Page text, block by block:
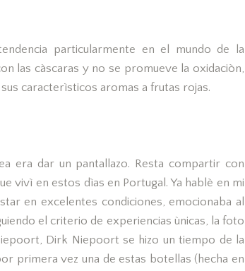
particularmente en el mundo de la
las càscaras y no se promueve la oxidaciòn,
caracterìsticos aromas a frutas rojas.
era dar un pantallazo. Resta compartir con
vivì en estos dìas en Portugal. Ya hablè en mi
en excelentes condiciones, emocionaba al
el criterio de experiencias ùnicas, la foto
Dirk Niepoort se hizo un tiempo de la
primera vez una de estas botellas (hecha en